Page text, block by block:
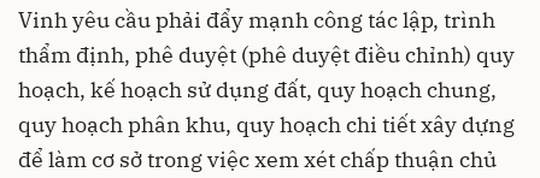
Vinh yêu cầu phải đẩy mạnh công tác lập, trình
thẩm định, phê duyệt (phê duyệt điều chỉnh) quy
hoạch, kế hoạch sử dụng đất, quy hoạch chung,
quy hoạch phân khu, quy hoạch chi tiết xây dựng
để làm cơ sở trong việc xem xét chấp thuận chủ